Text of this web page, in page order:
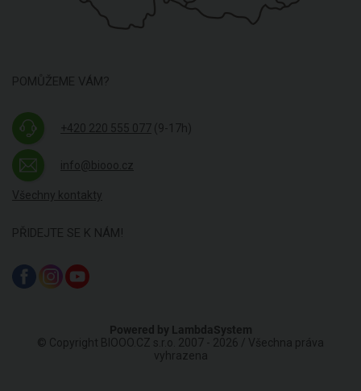
POMŮŽEME VÁM?
+420 220 555 077 (9-17h)
info@biooo.cz
Všechny kontakty
PŘIDEJTE SE K NÁM!
Powered by LambdaSystem
© Copyright BIOOO.CZ s.r.o. 2007 - 2026 / Všechna práva
vyhrazena